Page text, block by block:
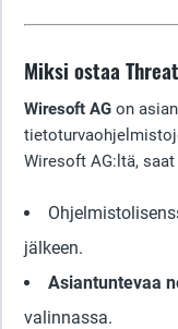
Miksi ostaa
Wiresoft AG on
Wiresoft AG:ltä,
jälkeen.
Asiantuntevaa
valinnassa.